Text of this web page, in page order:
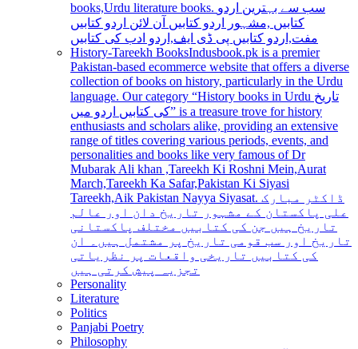
books,Urdu literature books. سب سے بہترین اردو
کتابیں ,مشہور اردو کتابیں آن لائن اردو کتابیں
مفت,اردو کتابیں پی ڈی ایف,اردو ادب کی کتابیں
History-Tareekh BooksIndusbook.pk is a premier
Pakistan-based ecommerce website that offers a diverse
collection of books on history, particularly in the Urdu
language. Our category “History books in Urdu تاریخ
کی کتابیں اردو میں” is a treasure trove for history
enthusiasts and scholars alike, providing an extensive
range of titles covering various periods, events, and
personalities and books like very famous of Dr
Mubarak Ali khan ,Tareekh Ki Roshni Mein,Aurat
March,Tareekh Ka Safar,Pakistan Ki Siyasi
Tareekh,Aik Pakistan Nayya Siyasat. ڈاکٹر مبارک
علی پاکستان کے مشہور تاریخ دان اور عالم
تاریخ ہیں جن کی کتابیں مختلف پاکستانی
تاریخ اور سب قومی تاریخ پر مشتمل ہیں۔ ان
کی کتابیں تاریخی واقعات پر نظریاتی
تجزیہ پیش کرتی ہیں
Personality
Literature
Politics
Panjabi Poetry
Philosophy